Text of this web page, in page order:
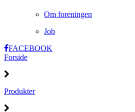
Om foreningen
Job
FACEBOOK
Forside
Produkter